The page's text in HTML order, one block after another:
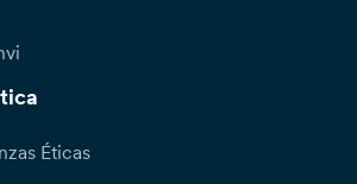
Éticas